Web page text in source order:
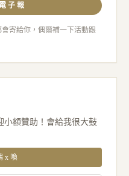
子報
寄給你，偶爾補一下活動跟
小額贊助！會給我很大鼓
x喚